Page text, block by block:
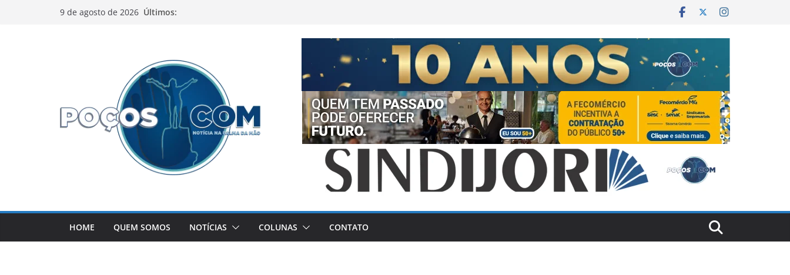
9 de agosto de 2026 Últimos:
HOME QUEM SOMOS NOTÍCIAS COLUNAS CONTATO